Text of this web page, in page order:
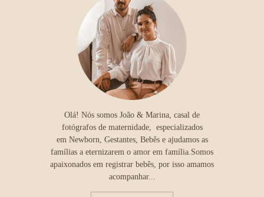
Olá! Nós somos João & Marina, casal de
fotógrafos de maternidade, especializados
em Newborn, Gestantes, Bebês e ajudamos as
famílias a eternizarem o amor em família.Somos
apaixonados em registrar bebês, por isso amamos
acompanhar...